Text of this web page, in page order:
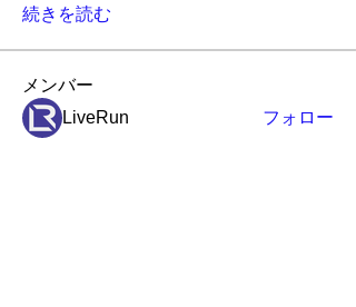
続きを読む
メンバー
LiveRun
フォロー